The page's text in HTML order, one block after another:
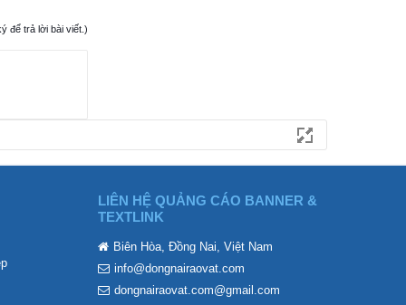
để trả lời bài viết.)
LIÊN HỆ QUẢNG CÁO BANNER &
TEXTLINK
Biên Hòa, Đồng Nai, Việt Nam
info@dongnairaovat.com
dongnairaovat.com@gmail.com